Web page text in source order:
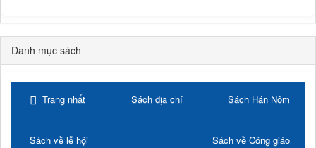
Danh mục sách
Trang nhất Sách địa chí Sách Hán Nôm
Sách về lễ hội Sách về Công giáo